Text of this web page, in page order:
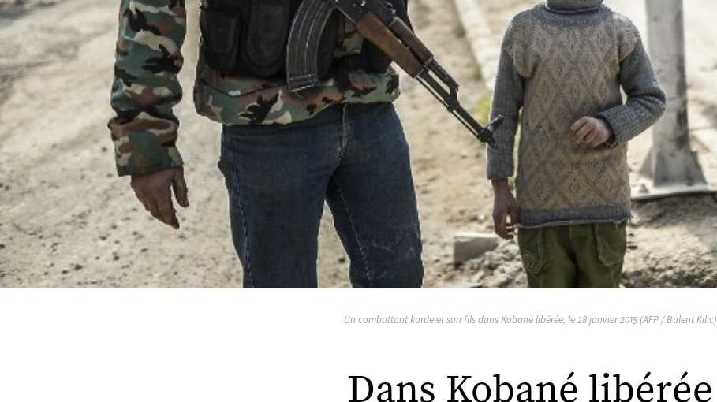
Un combattant kurde et son fils dans Kobané libérée, le 28 janvier 2015 (AFP / Bulent Kilic)
Dans Kobané libérée